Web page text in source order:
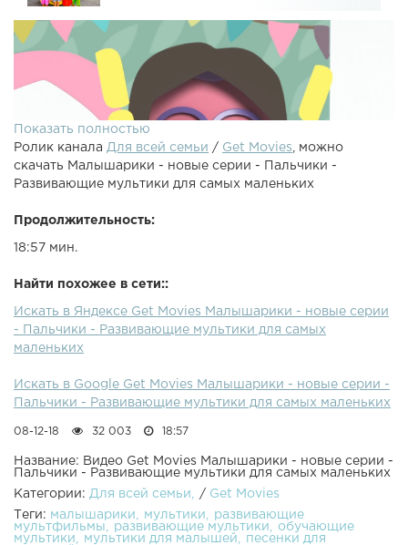
мультики для маленьких:Малышарики Фломастеры
Чемпионы Малышарики Робот Малышарики Автобус
Сборник мультиков для самых маленьких. Учим цифры и
учимся считать с малышами. Новый обучающий
для малышей от 0 до 4 лет. Играем, учимся и поём
весёлые песенки с Малышариками!
Показать полностью
Ролик канала Для всей семьи / Get Movies , можно
скачать Малышарики - новые серии - Пальчики -
Развивающие мультики для самых маленьких
Продолжительность:
18:57 мин.
Найти похожее в сети::
Искать в Яндексе Get Movies Малышарики - новые серии
- Пальчики - Развивающие мультики для самых
маленьких
Искать в Google Get Movies Малышарики - новые серии -
Пальчики - Развивающие мультики для самых маленьких
08-12-18 32 003 18:57
Название: Видео Get Movies Малышарики - новые серии -
Пальчики - Развивающие мультики для самых маленьких
Категории: Для всей семьи / Get Movies
Теги: малышарики мультики
развивающие
мультфильмы
развивающие мультики
обучающие
мультики
мультики для малышей
песенки для